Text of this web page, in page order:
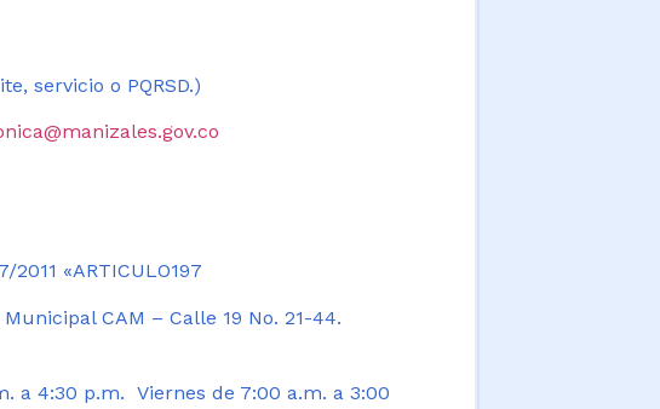
servicio o PQRSD.)
«ARTICULO197
CAM – Calle 19 No. 21-44.
a 4:30 p.m. Viernes de 7:00 a.m. a 3:00